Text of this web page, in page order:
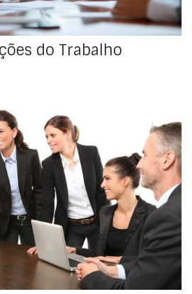
do Trabalho
de representação coletiva
do artigo 404.º do Código do
trabalhadores/as podem, para
coletivas dos seus direitos e
associações sindicais, comissões
e eleger
trabalhadores/as para a
[…]